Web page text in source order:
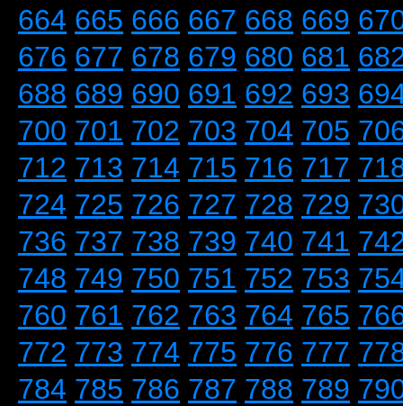
664 665 666 667 668 669
676 677 678 679 680 681
688 689 690 691 692 693
700 701 702 703 704 705
712 713 714 715 716 717
724 725 726 727 728 729
736 737 738 739 740 741
748 749 750 751 752 753
760 761 762 763 764 765
772 773 774 775 776 777
784 785 786 787 788 789